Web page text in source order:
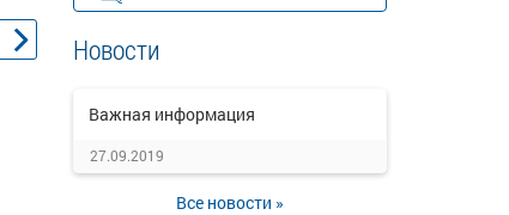
Новости
Важная информация
27.09.2019
Все новости »